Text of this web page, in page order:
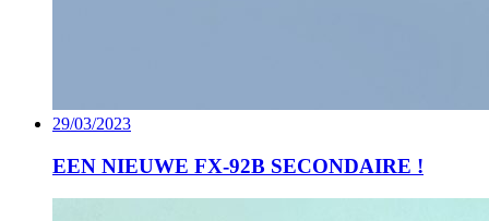
29/03/2023
EEN NIEUWE FX-92B SECONDAIRE !